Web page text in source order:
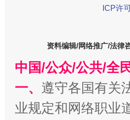
千年窑火 生生不息
ICP许
资料编辑/网络推广/法律
中国/公众/公共/全
一、 遵守各国有关
业规定和网络职业